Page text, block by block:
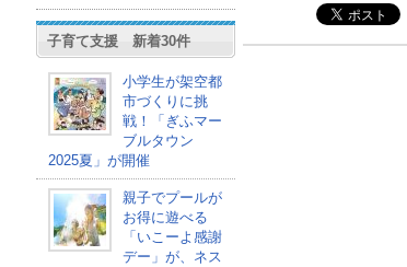
子育て支援 新着30件
小学生が架空都
市づくりに挑
戦！「ぎふマー
ブルタウン
2025夏」が開催
親子でプールが
お得に遊べる
「いこーよ感謝
デー」が、ネス